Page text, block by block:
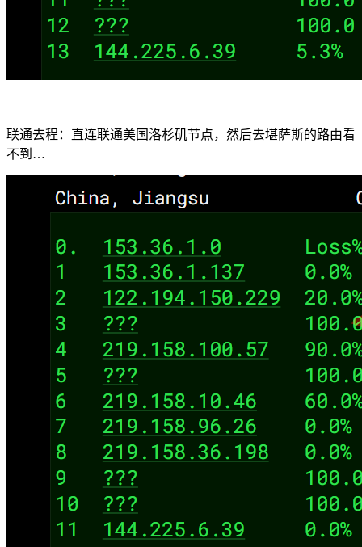
联通去程：直连联通美国洛杉矶节点，然后去堪萨斯的路由看
不到…